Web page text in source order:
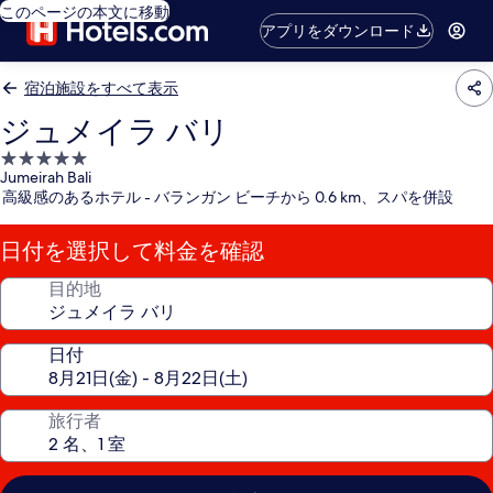
このページの本文に移動
アプリをダウンロード
宿泊施設をすべて表示
ジュメイラ バリ
5.0
つ
星
宿
泊
施
Jumeirah Bali
高級感のあるホテル - バランガン ビーチから 0.6 km、スパを併設
日付を選択して料金を確認
目的地
日付
旅行者